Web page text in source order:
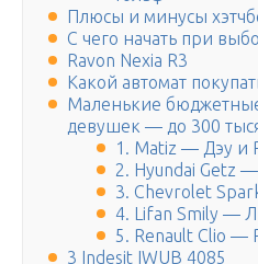
Плюсы и минусы
С чего начать при
Ravon Nexia R3
Какой автомат
Маленькие
девушек — до 300
1. Matiz — Дэу и
2. Hyundai Getz
3. Chevrolet
4. Lifan Smily —
5. Renault Clio —
3 Indesit IWUB 4085